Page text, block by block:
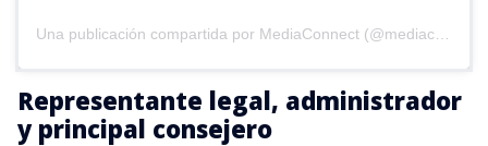
Representante legal, administrador
y principal consejero